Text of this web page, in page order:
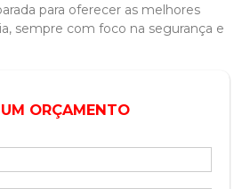
para oferecer as melhores
sempre com foco na segurança e
ORÇAMENTO